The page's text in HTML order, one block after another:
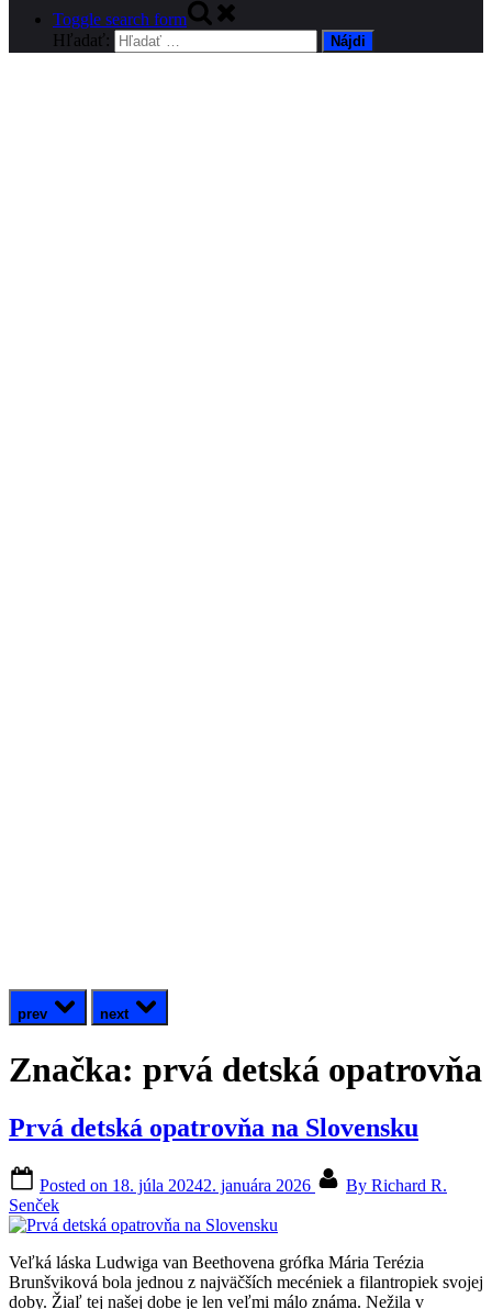
Toggle search form
Hľadať:
prev next
Značka: prvá detská opatrovňa
Prvá detská opatrovňa na Slovensku
Posted on 18. júla 20242. januára 2026 By Richard R.
Senček
Veľká láska Ludwiga van Beethovena grófka Mária Terézia
Brunšviková bola jednou z najväčších mecéniek a filantropiek svojej
doby. Žiaľ tej našej dobe je len veľmi málo známa. Nežila v